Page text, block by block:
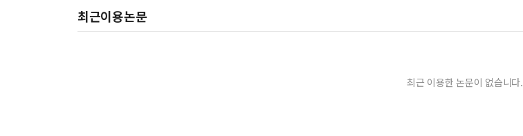
공공후견의 발전방향과 기본법 제정 필요성
최근이용논문
최근 이용한 논문이 없습니다.